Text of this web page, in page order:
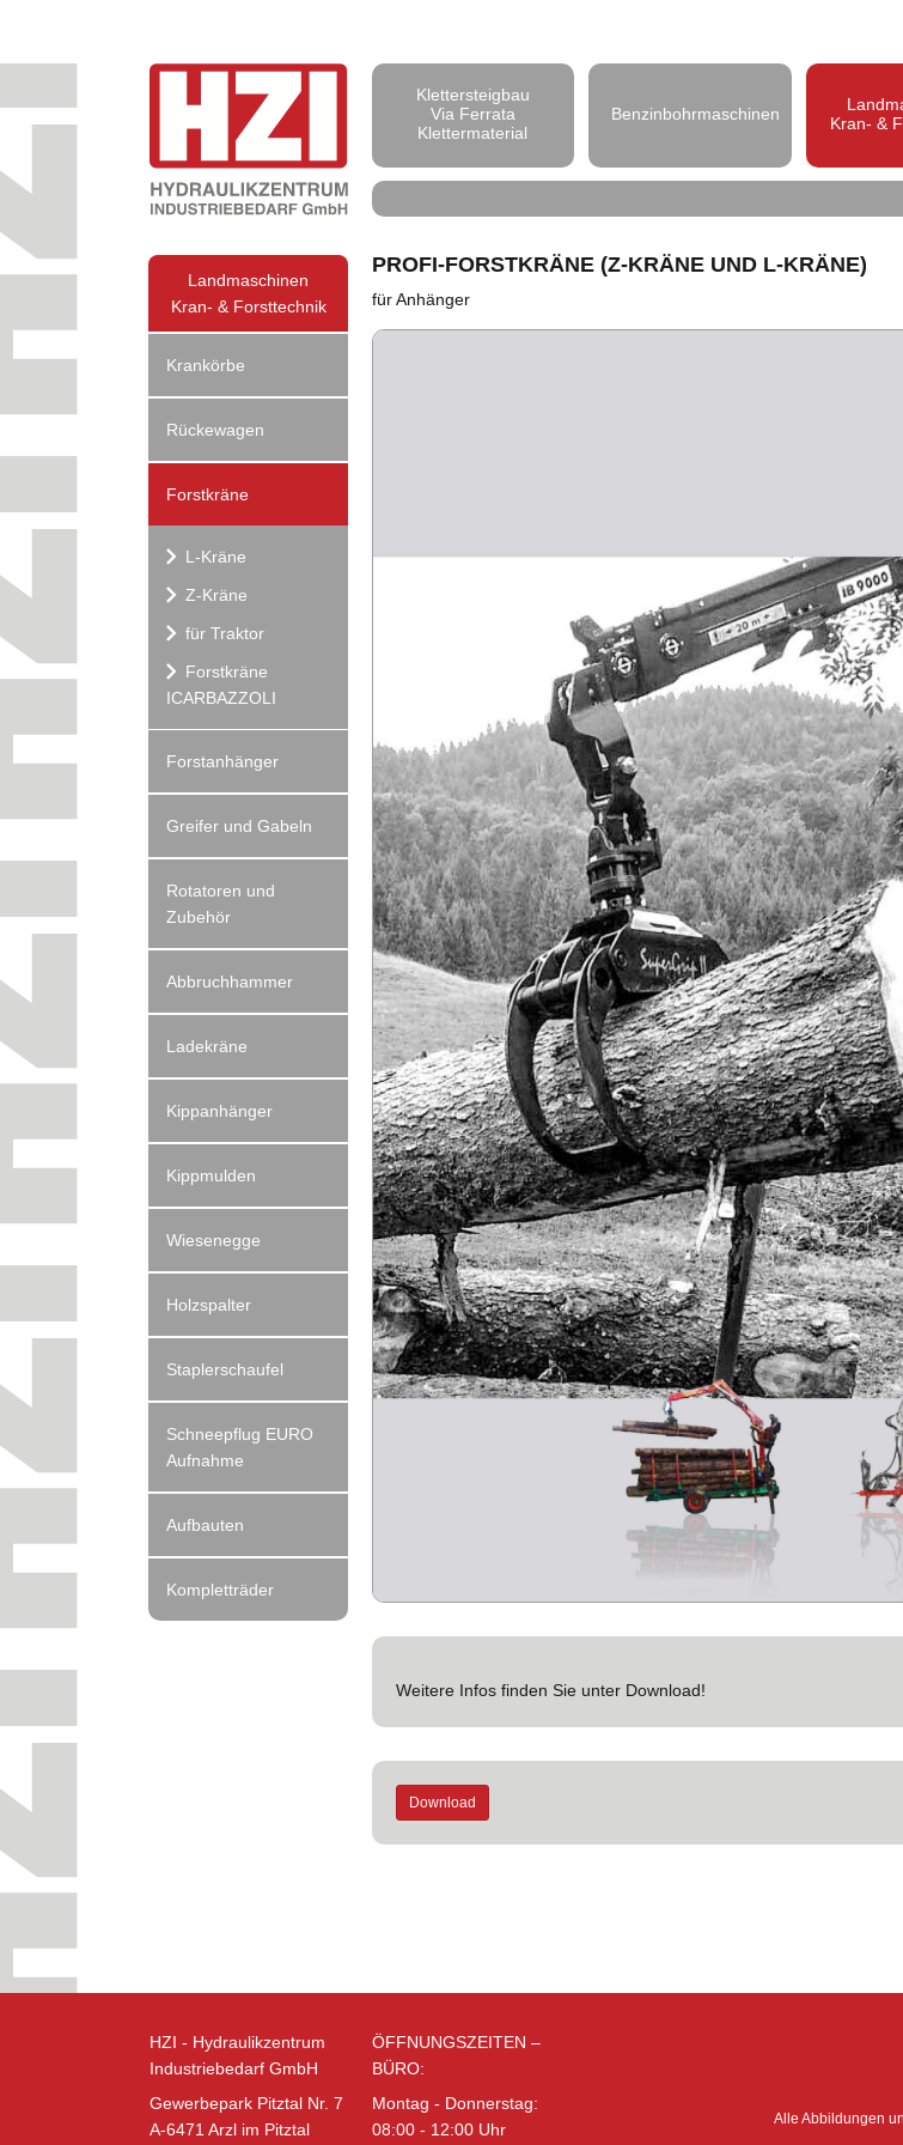
Klettersteigbau
Via Ferrata
Klettermaterial
Benzinbohrmaschinen
Kran- &
Landmaschinen
Kran- & Forsttechnik
Krankörbe
Rückewagen
Forstkräne
L-Kräne
Z-Kräne
für Traktor
Forstkräne
ICARBAZZOLI
Forstanhänger
Greifer und Gabeln
Rotatoren und
Zubehör
Abbruchhammer
Ladekräne
Kippanhänger
Kippmulden
Wiesenegge
Holzspalter
Staplerschaufel
Schneepflug EURO
Aufnahme
Aufbauten
Kompletträder
PROFI-FORSTKRÄNE (Z-KRÄNE UND L-KRÄNE)
für Anhänger
Weitere Infos finden Sie unter Download!
Download
Alle Abbildungen
HZI - Hydraulikzentrum
Industriebedarf GmbH
Gewerbepark Pitztal Nr. 7
A-6471 Arzl im Pitztal
ÖFFNUNGSZEITEN –
BÜRO:
Montag - Donnerstag:
08:00 - 12:00 Uhr